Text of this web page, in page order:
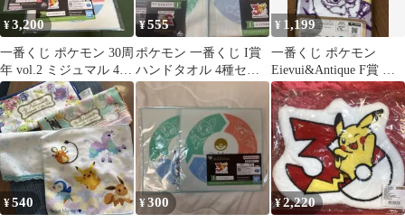
¥3,200
一番くじ ポケモン 30周
年 vol.2 ミジュマル 4点
セット
¥555
ポケモン 一番くじ I賞
ハンドタオル 4種セッ
ト
¥ 1,199
一番くじ ポケモン
Eievui&Antique F賞 ハ
ンドタオル 3枚セット
¥540 ¥300 ¥2,220